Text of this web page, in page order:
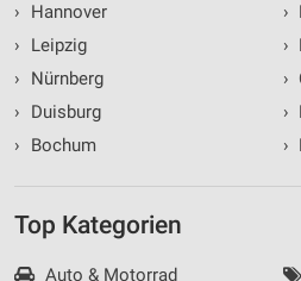
›
Hannover
›
Leipzig
›
Nürnberg
›
Duisburg
›
Bochum
›
›
›
›
›
Top Kategorien
Auto & Motorrad